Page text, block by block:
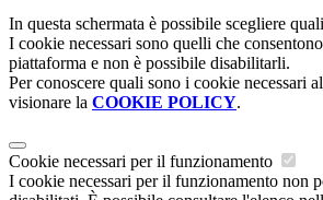
In questa schermata è possibile scegliere
I cookie necessari sono quelli che
piattaforma e non è possibile disabilitarli.
Per conoscere quali sono i cookie necessari
visionare la COOKIE POLICY.
Cookie necessari per il funzionamento
I cookie necessari per il funzionamento non